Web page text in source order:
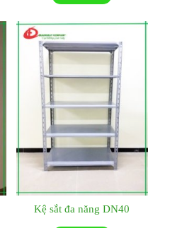
Kệ sắt đa năng DN40